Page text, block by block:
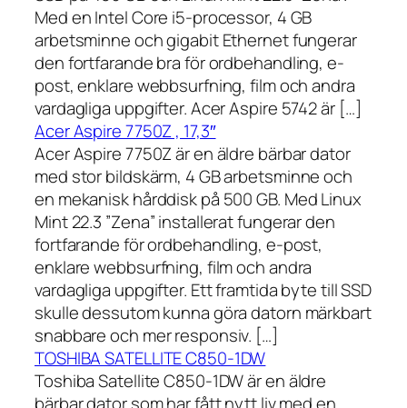
Med en Intel Core i5-processor, 4 GB
arbetsminne och gigabit Ethernet fungerar
den fortfarande bra för ordbehandling, e-
post, enklare webbsurfning, film och andra
vardagliga uppgifter. Acer Aspire 5742 är […]
Acer Aspire 7750Z , 17,3″
Acer Aspire 7750Z är en äldre bärbar dator
med stor bildskärm, 4 GB arbetsminne och
en mekanisk hårddisk på 500 GB. Med Linux
Mint 22.3 ”Zena” installerat fungerar den
fortfarande för ordbehandling, e-post,
enklare webbsurfning, film och andra
vardagliga uppgifter. Ett framtida byte till SSD
skulle dessutom kunna göra datorn märkbart
snabbare och mer responsiv. […]
TOSHIBA SATELLITE C850-1DW
Toshiba Satellite C850-1DW är en äldre